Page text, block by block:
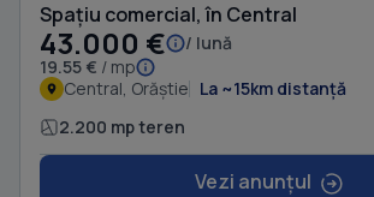
Spațiu comercial, în Central
43.000 €
/ lună
19.55 € / mp
Central, Orăștie La ~15km distanță
2.200 mp teren
Vezi anunțul